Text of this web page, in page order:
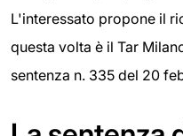
L'interessato propone il
questa volta è il Tar
sentenza n. 335 del 20